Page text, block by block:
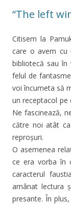
“The left
Citisem la
care o avem cu
bibliotecă sau
felul de
voi încumeta să
un receptacol pe
Ne fascinează,
către noi atât
reproșuri.
O asemenea
ce era vorba în
caracterul
amânat lectura
presante. În